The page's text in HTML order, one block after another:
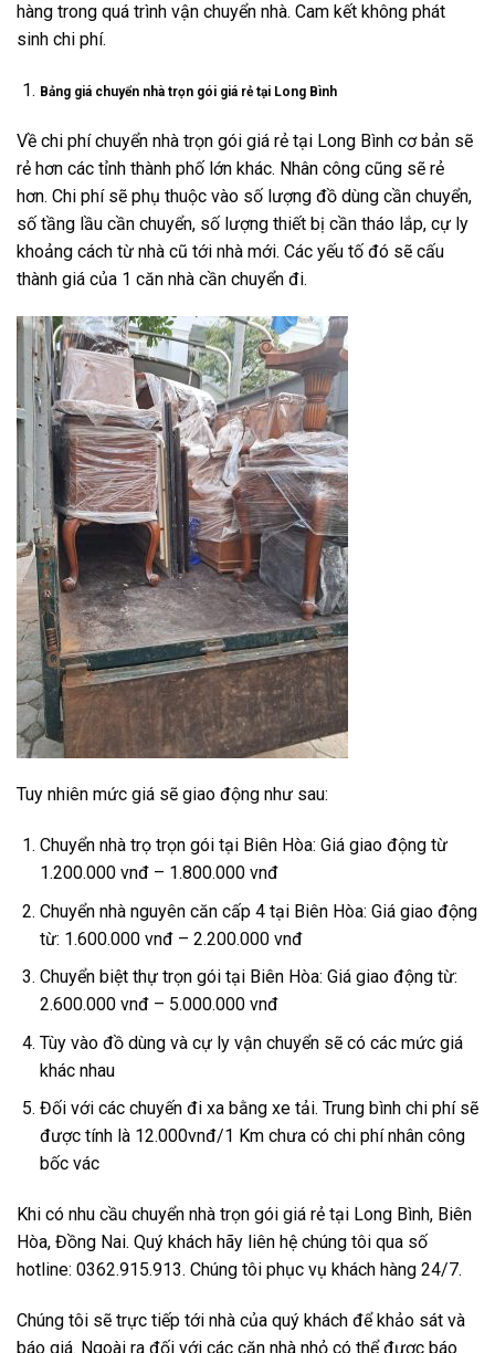
hàng trong quá trình vận chuyển nhà. Cam kết không phát
sinh chi phí.
Bảng giá chuyển nhà trọn gói giá rẻ tại Long Bình
Về chi phí chuyển nhà trọn gói giá rẻ tại Long Bình cơ bản sẽ
rẻ hơn các tỉnh thành phố lớn khác. Nhân công cũng sẽ rẻ
hơn. Chi phí sẽ phụ thuộc vào số lượng đồ dùng cần chuyển,
số tầng lầu cần chuyển, số lượng thiết bị cần tháo lắp, cự ly
khoảng cách từ nhà cũ tới nhà mới. Các yếu tố đó sẽ cấu
thành giá của 1 căn nhà cần chuyển đi.
Tuy nhiên mức giá sẽ giao động như sau:
Chuyển nhà trọ trọn gói tại Biên Hòa: Giá giao động từ
1.200.000 vnđ – 1.800.000 vnđ
Chuyển nhà nguyên căn cấp 4 tại Biên Hòa: Giá giao động
từ: 1.600.000 vnđ – 2.200.000 vnđ
Chuyển biệt thự trọn gói tại Biên Hòa: Giá giao động từ:
2.600.000 vnđ – 5.000.000 vnđ
Tùy vào đồ dùng và cự ly vận chuyển sẽ có các mức giá
khác nhau
Đối với các chuyến đi xa bằng xe tải. Trung bình chi phí sẽ
được tính là 12.000vnđ/1 Km chưa có chi phí nhân công
bốc vác
Khi có nhu cầu chuyển nhà trọn gói giá rẻ tại Long Bình, Biên
Hòa, Đồng Nai. Quý khách hãy liên hệ chúng tôi qua số
hotline: 0362.915.913. Chúng tôi phục vụ khách hàng 24/7.
Chúng tôi sẽ trực tiếp tới nhà của quý khách để khảo sát và
báo giá. Ngoài ra đối với các căn nhà nhỏ có thể được báo